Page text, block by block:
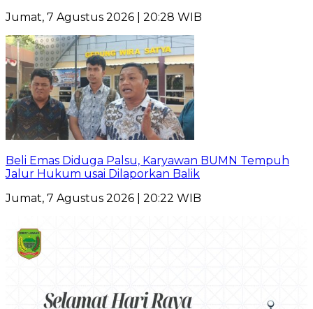
Jumat, 7 Agustus 2026 | 20:28 WIB
Beli Emas Diduga Palsu, Karyawan BUMN Tempuh
Jalur Hukum usai Dilaporkan Balik
Jumat, 7 Agustus 2026 | 20:22 WIB